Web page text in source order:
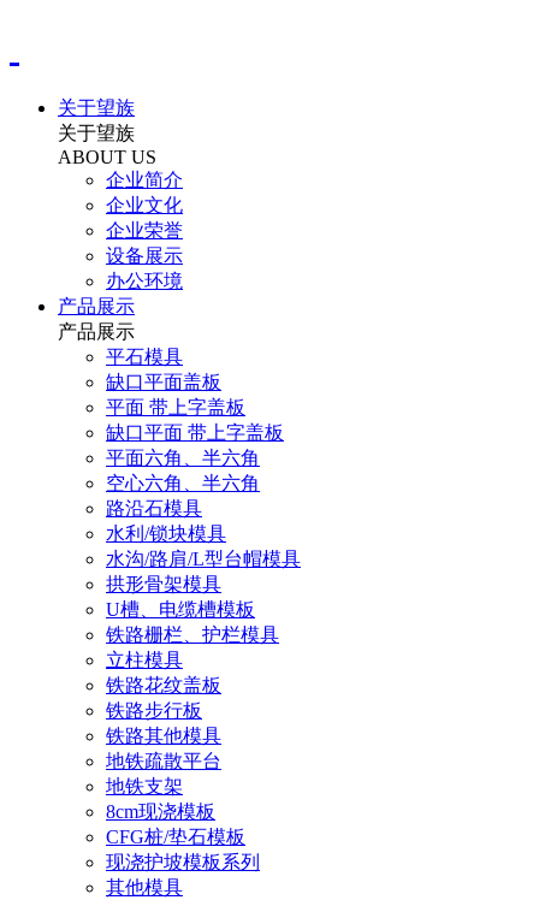
关于望族
关于望族
ABOUT US
企业简介
企业文化
企业荣誉
设备展示
办公环境
产品展示
产品展示
平石模具
缺口平面盖板
平面 带上字盖板
缺口平面 带上字盖板
平面六角、半六角
空心六角、半六角
路沿石模具
水利/锁块模具
水沟/路肩/L型台帽模具
拱形骨架模具
U槽、电缆槽模板
铁路栅栏、护栏模具
立柱模具
铁路花纹盖板
铁路步行板
铁路其他模具
地铁疏散平台
地铁支架
8cm现浇模板
CFG桩/垫石模板
现浇护坡模板系列
其他模具